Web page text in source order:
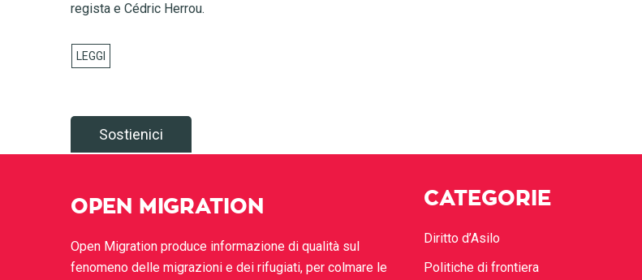
regista e Cédric Herrou.
Sostienici
OPEN MIGRATION
Open Migration produce informazione di qualità sul
fenomeno delle migrazioni e dei rifugiati, per colmare le
CATEGORIE
Diritto d’Asilo
Politiche di frontiera